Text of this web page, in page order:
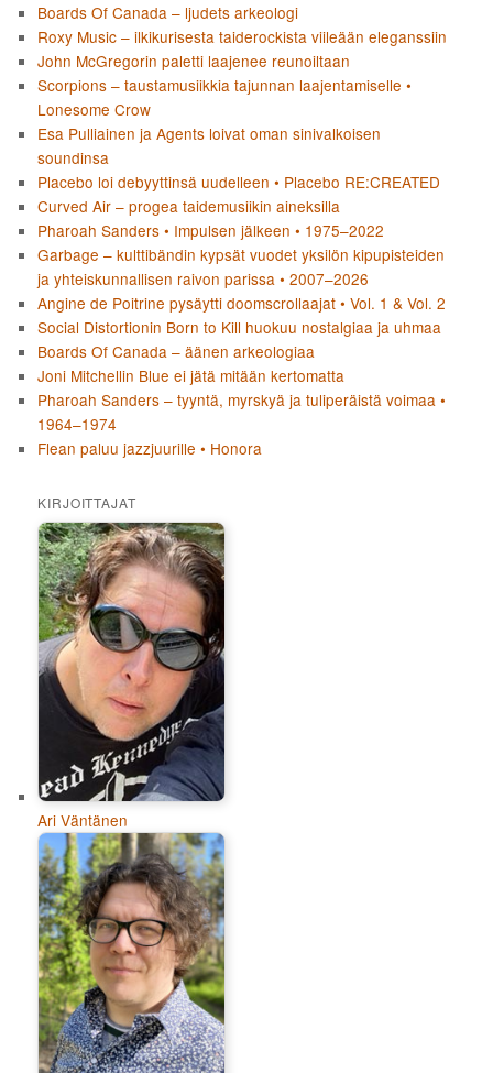
Boards Of Canada – ljudets arkeologi
Roxy Music – ilkikurisesta taiderockista viileään eleganssiin
John McGregorin paletti laajenee reunoiltaan
Scorpions – taustamusiikkia tajunnan laajentamiselle •
Lonesome Crow
Esa Pulliainen ja Agents loivat oman sinivalkoisen
soundinsa
Placebo loi debyyttinsä uudelleen • Placebo RE:CREATED
Curved Air – progea taidemusiikin aineksilla
Pharoah Sanders • Impulsen jälkeen • 1975–2022
Garbage – kulttibändin kypsät vuodet yksilön kipupisteiden
ja yhteiskunnallisen raivon parissa • 2007–2026
Angine de Poitrine pysäytti doomscrollaajat • Vol. 1 & Vol. 2
Social Distortionin Born to Kill huokuu nostalgiaa ja uhmaa
Boards Of Canada – äänen arkeologiaa
Joni Mitchellin Blue ei jätä mitään kertomatta
Pharoah Sanders – tyyntä, myrskyä ja tuliperäistä voimaa •
1964–1974
Flean paluu jazzjuurille • Honora
KIRJOITTAJAT
Ari Väntänen